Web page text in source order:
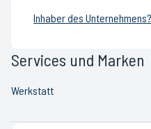
Inhaber des Unternehmens?
Services und Marken
Werkstatt